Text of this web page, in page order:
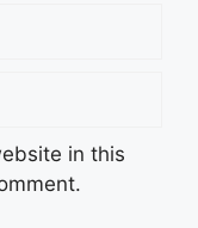
in this